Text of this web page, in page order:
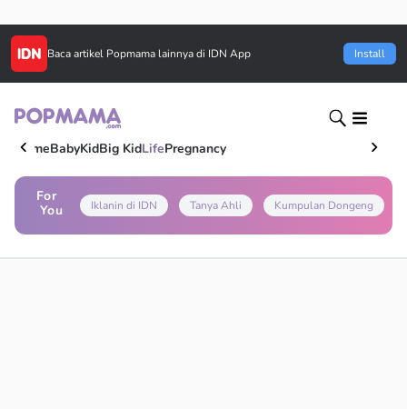
Baca artikel Popmama lainnya di IDN App Install
HomeBabyKidBig KidLifePregnancy
For
You
Iklanin di IDN Tanya Ahli Kumpulan Dongeng